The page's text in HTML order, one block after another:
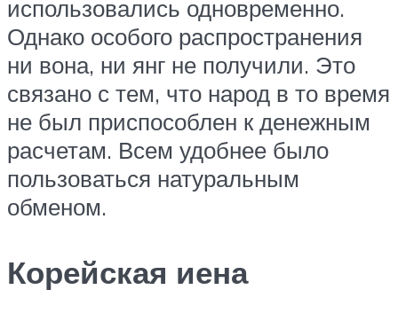
использовались одновременно.
Однако особого распространения
ни вона, ни янг не получили. Это
связано с тем, что народ в то время
не был приспособлен к денежным
расчетам. Всем удобнее было
пользоваться натуральным
обменом.
Корейская иена